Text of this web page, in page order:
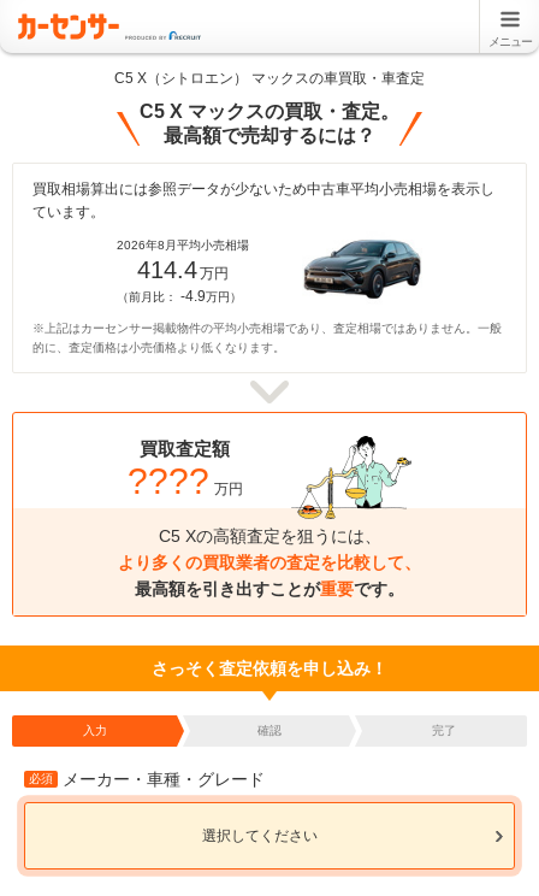
メニュー
C5 X（シトロエン） マックスの車買取・車査定
C5 X マックスの買取・査定。
最高額で売却するには？
買取相場算出には参照データが少ないため中古車平均小売相場を表示し
ています。
2026年8月平均小売相場
414.4万円
（前月比： -4.9万円）
※上記はカーセンサー掲載物件の平均小売相場であり、査定相場ではありません。一般
的に、査定価格は小売価格より低くなります。
買取査定額
???? 万円
C5 Xの高額査定を狙うには、
より多くの買取業者の査定を比較して、
最高額を引き出すことが重要です。
さっそく査定依頼を申し込み！
入力 確認 完了
必須 メーカー・車種・グレード
選択してください